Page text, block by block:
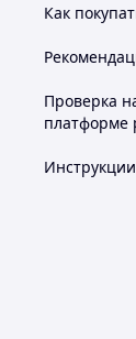
Как
Проверка
платформе